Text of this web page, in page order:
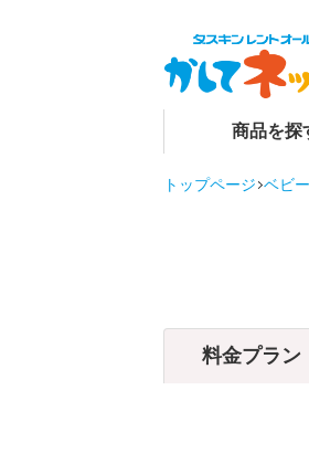
商品を探
チャイルドシー
ハイローチェア
トップページ ベビ
料金プラン